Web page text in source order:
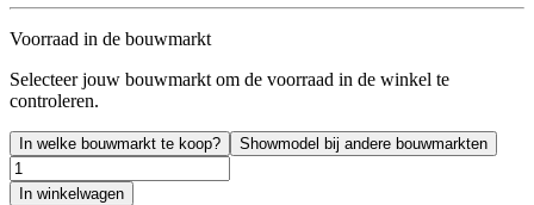
Voorraad in de bouwmarkt
Selecteer jouw bouwmarkt om de voorraad in de winkel te
controleren.
In welke bouwmarkt te koop? Showmodel bij andere bouwmarkten
In winkelwagen